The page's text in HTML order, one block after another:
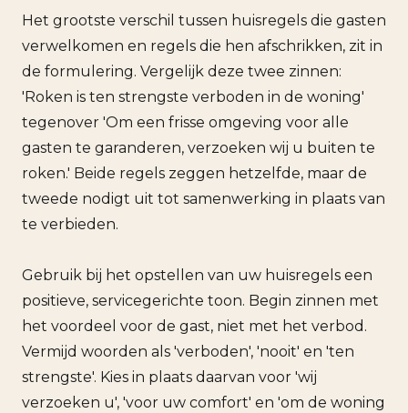
Het grootste verschil tussen huisregels die gasten
verwelkomen en regels die hen afschrikken, zit in
de formulering. Vergelijk deze twee zinnen:
'Roken is ten strengste verboden in de woning'
tegenover 'Om een frisse omgeving voor alle
gasten te garanderen, verzoeken wij u buiten te
roken.' Beide regels zeggen hetzelfde, maar de
tweede nodigt uit tot samenwerking in plaats van
te verbieden.
Gebruik bij het opstellen van uw huisregels een
positieve, servicegerichte toon. Begin zinnen met
het voordeel voor de gast, niet met het verbod.
Vermijd woorden als 'verboden', 'nooit' en 'ten
strengste'. Kies in plaats daarvan voor 'wij
verzoeken u', 'voor uw comfort' en 'om de woning